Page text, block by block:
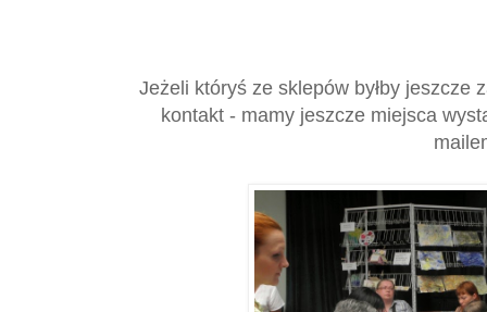
Jeżeli któryś ze sklepów byłby jeszcze
kontakt - mamy jeszcze miejsca